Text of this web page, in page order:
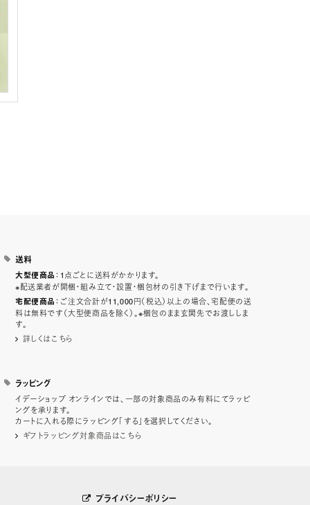
送料
大型便商品 ：1点ごとに送料がかかります。
※配送業者が開梱・組み立て・設置・梱包材の引き下げまで行います。
宅配便商品 ：ご注文合計が11,000円（税込）以上の場合、宅配便の送
料は無料です（大型便商品を除く）。※梱包のまま玄関先でお渡ししま
す。
詳しくはこちら
ラッピング
イデーショップ オンラインでは、一部の対象商品のみ有料にてラッピ
ングを承ります。
カートに入れる際にラッピング「する」を選択してください。
ギフトラッピング対象商品はこちら
プライバシーポリシー